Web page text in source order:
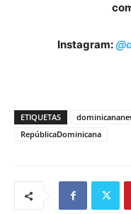
Instagram:
ETIQUETAS
RepúblicaDominicana